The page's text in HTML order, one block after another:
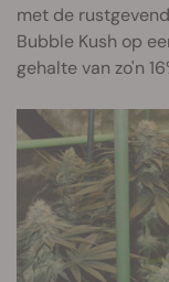
met de
Bubble Kush op
gehalte van zo'n